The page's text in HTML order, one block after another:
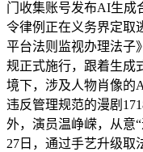
门收集账号发布AI生成
令律例正在义务界定取
平台法则监视办理法子
规正式施行，跟着生成
境下，涉及人物肖像的
违反管理规范的漫剧
外，演员温峥嵘，从意
27日，通过手艺升级取